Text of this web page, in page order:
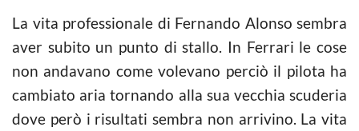
La vita professionale di Fernando Alonso sembra
aver subito un punto di stallo. In Ferrari le cose
non andavano come volevano perciò il pilota ha
cambiato aria tornando alla sua vecchia scuderia
dove però i risultati sembra non arrivino. La vita